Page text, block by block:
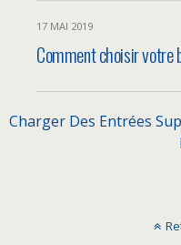
17 MAI 2019
Comment choisir votre
Charger Des Entrées